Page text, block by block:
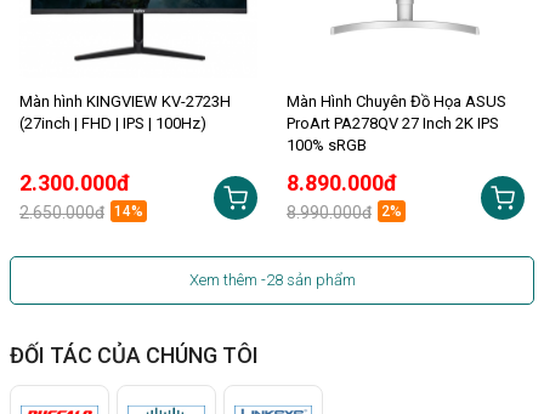
Màn hình KINGVIEW KV-2723H
(27inch | FHD | IPS | 100Hz)
2.300.000đ
2.650.000đ 14%
Màn Hình Chuyên Đồ Họa ASUS
ProArt PA278QV 27 Inch 2K IPS
100% sRGB
8.890.000đ
8.990.000đ 2%
Xem thêm -28sản phẩm
ĐỐI TÁC CỦA CHÚNG TÔI